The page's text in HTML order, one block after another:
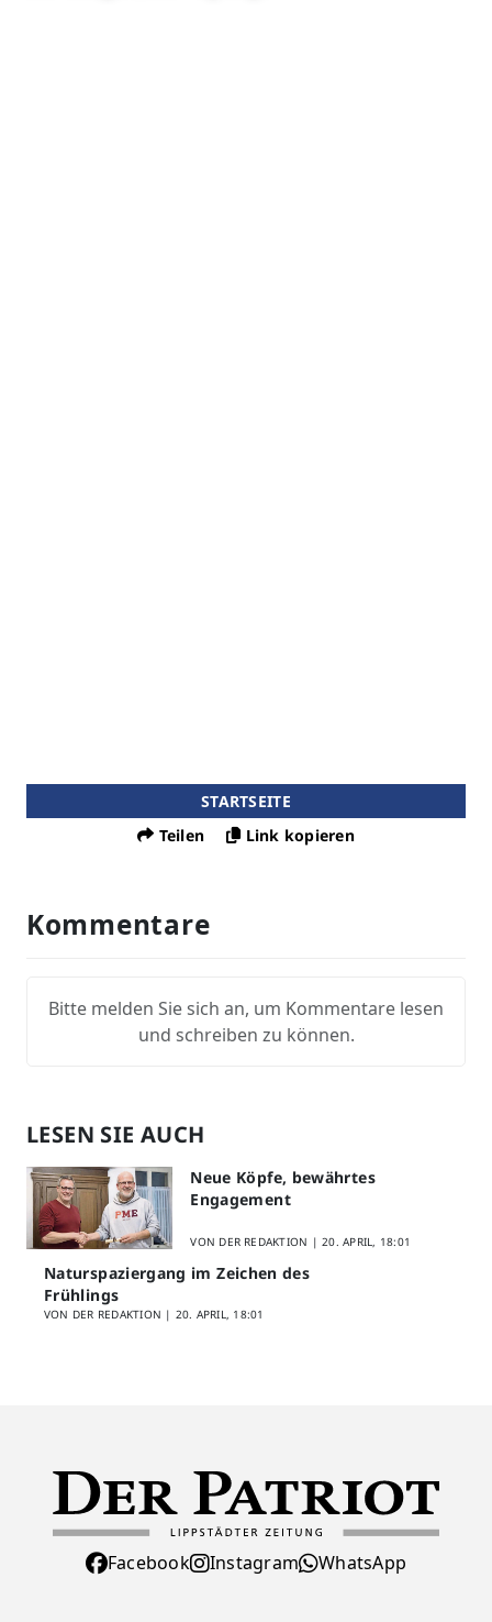
STARTSEITE
Teilen
Link kopieren
Kommentare
Bitte melden Sie sich an, um Kommentare lesen
und schreiben zu können.
LESEN SIE AUCH
Neue Köpfe, bewährtes
Engagement
VON DER REDAKTION |20. APRIL, 18:01
Naturspaziergang im Zeichen des
Frühlings
VON DER REDAKTION | 20. APRIL, 18:01
Facebook Instagram WhatsApp